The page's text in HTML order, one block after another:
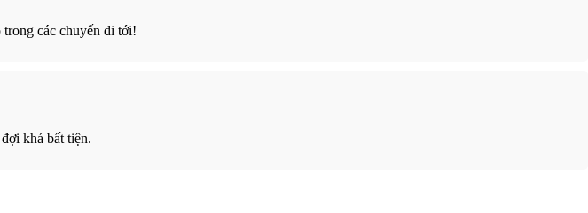
các chuyến đi tới!
khá bất tiện.